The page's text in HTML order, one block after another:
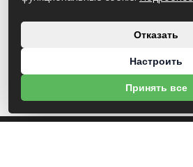
Отказать
Настроить
Принять все